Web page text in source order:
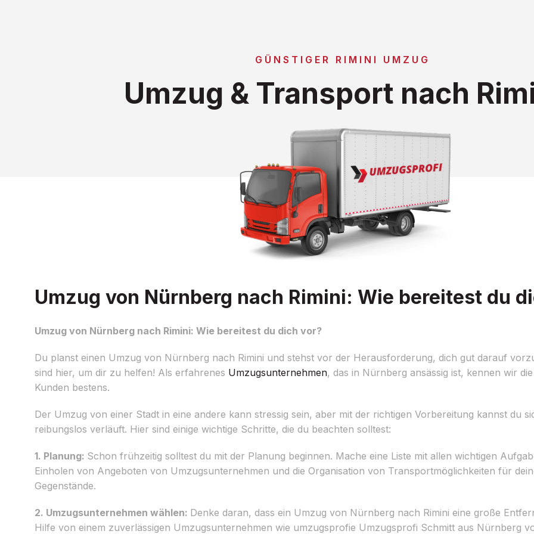
GÜNSTIGER RIMINI UMZUG
Umzug & Transport nach
Umzug von Nürnberg nach Rimini: Wie bereitest du
Umzug von Nürnberg nach Rimini: Wie bereitest du dich vor?
Du planst einen Umzug von Nürnberg nach Rimini und stehst vor der Herausforderung, dich gut darauf
sind hier, um dir zu helfen! Als erfahrenes Umzugsunternehmen, das in Nürnberg ansässig ist, kennen wir
Kunden bestens.
Der Umzug von einer Stadt in eine andere kann stressig sein, aber mit der richtigen Vorbereitung kannst du
reibungslos verläuft. Hier sind einige wichtige Schritte, die du beachten solltest:
1. Planung: Schon frühzeitig solltest du mit der Planung beginnen. Mache eine Liste mit allen wichtigen
Einholen von Angeboten von Umzugsunternehmen und die Organisation von Transportmöglichkeiten für
Gegenstände.
2. Umzugsunternehmen wählen: Denke daran, dass ein Umzug von Nürnberg nach Rimini eine große
Hilfe von einem zuverlässigen Umzugsunternehmen wie umzugsprofie Umzugsprofi Schmitt aus Nürnberg